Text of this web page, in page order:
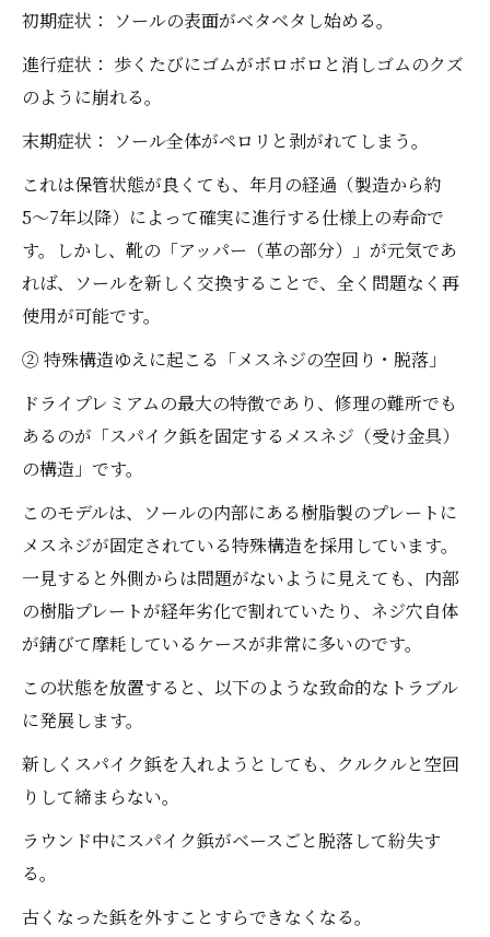
初期症状： ソールの表面がベタベタし始める。
進行症状： 歩くたびにゴムがボロボロと消しゴムのクズ
のように崩れる。
末期症状： ソール全体がペロリと剥がれてしまう。
これは保管状態が良くても、年月の経過（製造から約
5〜7年以降）によって確実に進行する仕様上の寿命で
す。しかし、靴の「アッパー（革の部分）」が元気であ
れば、ソールを新しく交換することで、全く問題なく再
使用が可能です。
② 特殊構造ゆえに起こる「メスネジの空回り・脱落」
ドライプレミアムの最大の特徴であり、修理の難所でも
あるのが「スパイク鋲を固定するメスネジ（受け金具）
の構造」です。
このモデルは、ソールの内部にある樹脂製のプレートに
メスネジが固定されている特殊構造を採用しています。
一見すると外側からは問題がないように見えても、内部
の樹脂プレートが経年劣化で割れていたり、ネジ穴自体
が錆びて摩耗しているケースが非常に多いのです。
この状態を放置すると、以下のような致命的なトラブル
に発展します。
新しくスパイク鋲を入れようとしても、クルクルと空回
りして締まらない。
ラウンド中にスパイク鋲がベースごと脱落して紛失す
る。
古くなった鋲を外すことすらできなくなる。